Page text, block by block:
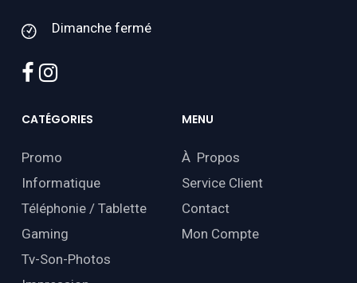
Dimanche fermé
facebook
instagram
CATÉGORIES
Promo
Informatique
Téléphonie / Tablette
Gaming
Tv-Son-Photos
MENU
À Propos
Service Client
Contact
Mon Compte